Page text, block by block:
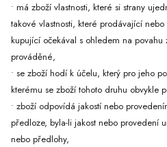
• má zboží vlastnosti, které si strany
takové vlastnosti, které prodávající
kupující očekával s ohledem na
prováděné,
• se zboží hodí k účelu, který pro jeho
kterému se zboží tohoto druhu obvykle
• zboží odpovídá jakostí nebo
předloze, byla-li jakost nebo provedení
nebo předlohy,